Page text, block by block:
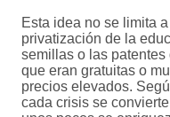
Esta idea no se limita
privatización de la
semillas o las patentes
que eran gratuitas o
precios elevados.
cada crisis se